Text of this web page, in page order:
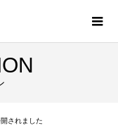
されました